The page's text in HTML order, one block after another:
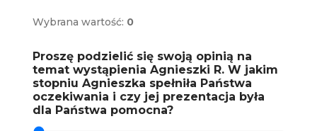
Wybrana wartość: 0
Proszę podzielić się swoją opinią na
temat wystąpienia Agnieszki R. W jakim
stopniu Agnieszka spełniła Państwa
oczekiwania i czy jej prezentacja była
dla Państwa pomocna?